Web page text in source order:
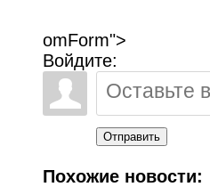
omForm">
Войдите:
Отправить
Похожие новости: